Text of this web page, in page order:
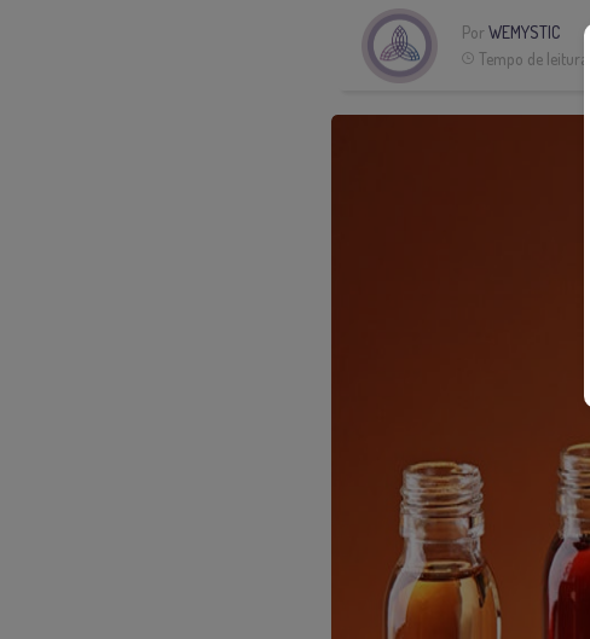
PorWEMYSTIC
Tempo de leitura: